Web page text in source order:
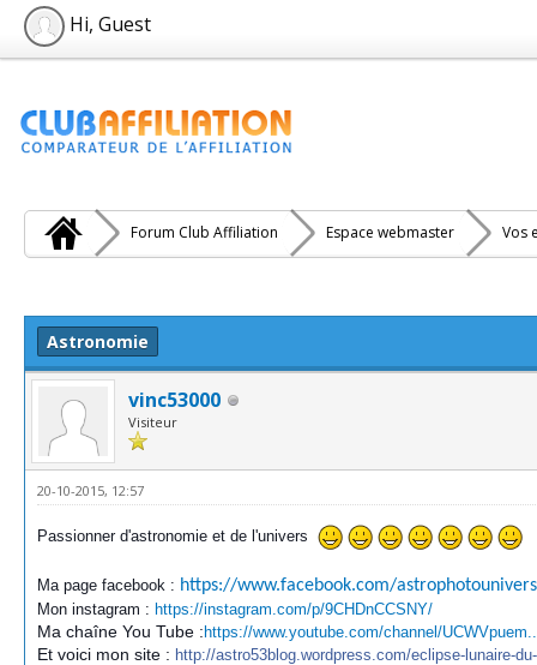
Hi, Guest
Forum Club Affiliation Espace webmaster Vos
Astronomie
vinc53000
Visiteur
20-10-2015, 12:57
Passionner d'astronomie et de l'univers
Ma page facebook : https://www.facebook.com/astrophotounivers
Mon instagram : https://instagram.com/p/9CHDnCCSNY/
Ma chaîne You Tube : https://www.youtube.com/channel/
Et voici mon site : http://astro53blog.wordpress.com/eclipse-lunaire-